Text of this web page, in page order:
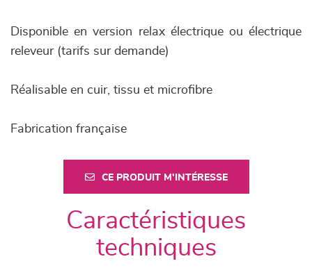
Disponible en version relax électrique ou électrique
releveur (tarifs sur demande)
Réalisable en cuir, tissu et microfibre
Fabrication française
CE PRODUIT M'INTÉRESSE
Caractéristiques
techniques